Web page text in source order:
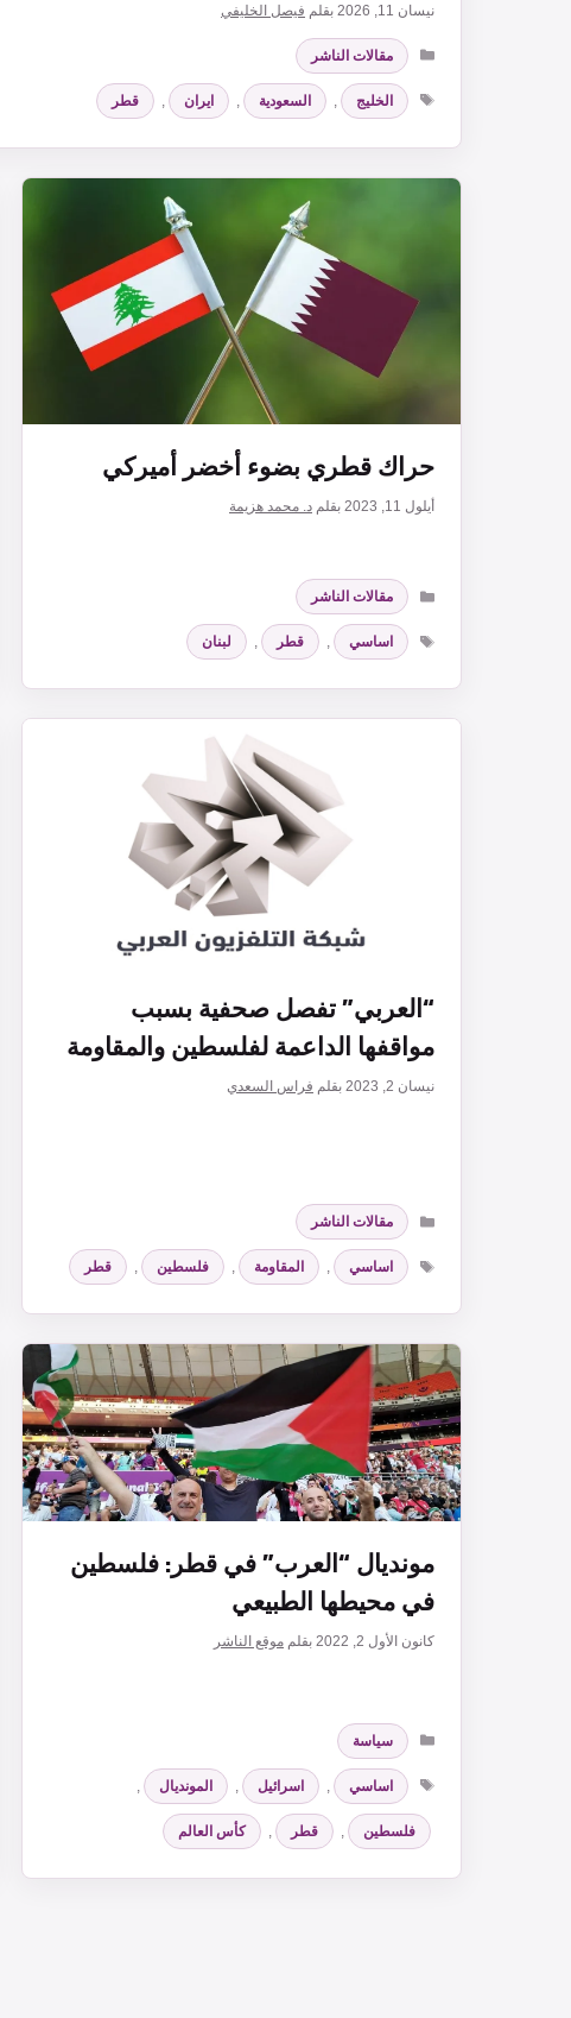
نيسان 11, 2026 بقلم فيصل الخليفي
التصنيفات
مقالات الناشر
الوسوم
الخليج , السعودية , ايران , قطر
حراك قطري بضوء أخضر أميركي
أيلول 11, 2023 بقلم د. محمد هزيمة
التصنيفات
مقالات الناشر
الوسوم
اساسي , قطر , لبنان
“العربي” تفصل صحفية بسبب
مواقفها الداعمة لفلسطين والمقاومة
نيسان 2, 2023 بقلم فراس السعدي
التصنيفات
مقالات الناشر
الوسوم
اساسي , المقاومة , فلسطين , قطر
مونديال “العرب” في قطر: فلسطين
في محيطها الطبيعي
كانون الأول 2, 2022 بقلم موقع الناشر
التصنيفات
سياسة
الوسوم
اساسي اسرائيل المونديال
فلسطين قطر كأس العالم